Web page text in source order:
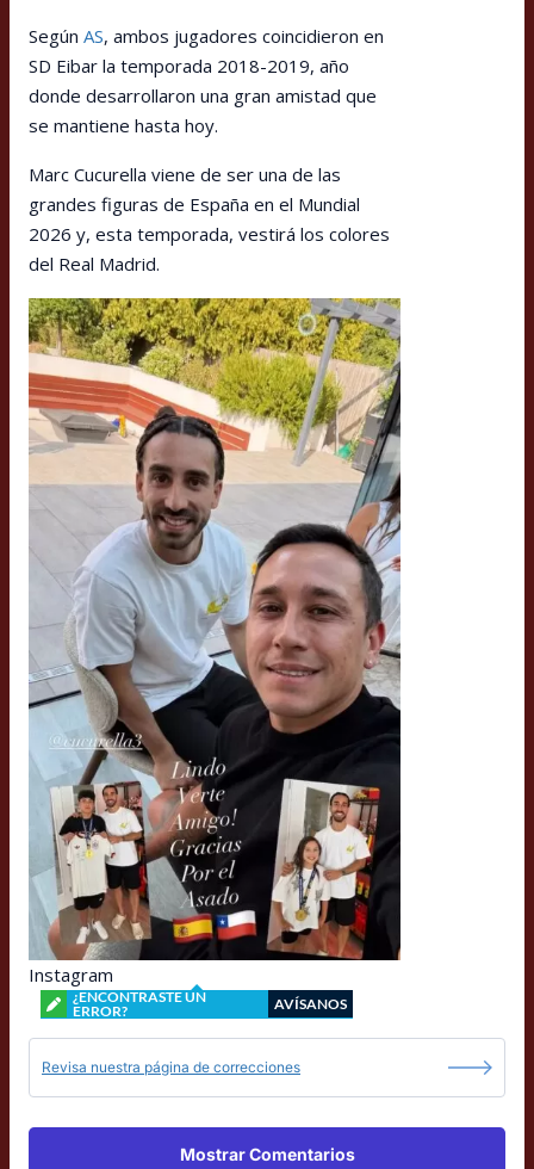
Según AS, ambos jugadores coincidieron en
SD Eibar la temporada 2018-2019, año
donde desarrollaron una gran amistad que
se mantiene hasta hoy.
Marc Cucurella viene de ser una de las
grandes figuras de España en el Mundial
2026 y, esta temporada, vestirá los colores
del Real Madrid.
Instagram
¿ENCONTRASTE UN
ERROR?
AVÍSANOS
Revisa nuestra página de correcciones
Mostrar Comentarios